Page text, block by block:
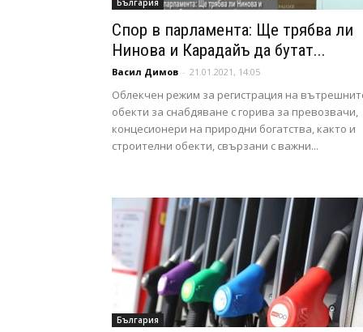
България
Спор в парламента: Ще трябва ли
Нинова и Карадайъ да бутат...
Васил Димов - 21.01.2021, 14:05
Облекчен режим за регистрация на
обекти за снабдяване с горива за превозвачи,
концесионери на природни богатства, както и
строителни обекти, свързани с важни...
България